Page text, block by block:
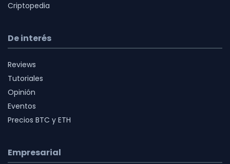
Criptopedia
De interés
Reviews
Tutoriales
Opinión
Eventos
Precios BTC y ETH
Empresarial